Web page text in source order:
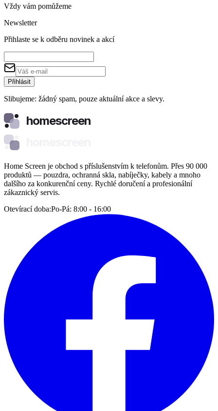
Vždy vám pomůžeme
Newsletter
Přihlaste se k odběru novinek a akcí
Přihlásit
Slibujeme: žádný spam, pouze aktuální akce a slevy.
homescreen
Home Screen je obchod s příslušenstvím k telefonům. Přes 90 000
produktů — pouzdra, ochranná skla, nabíječky, kabely a mnoho
dalšího za konkurenční ceny. Rychlé doručení a profesionální
zákaznický servis.
Otevírací doba:Po-Pá: 8:00 - 16:00